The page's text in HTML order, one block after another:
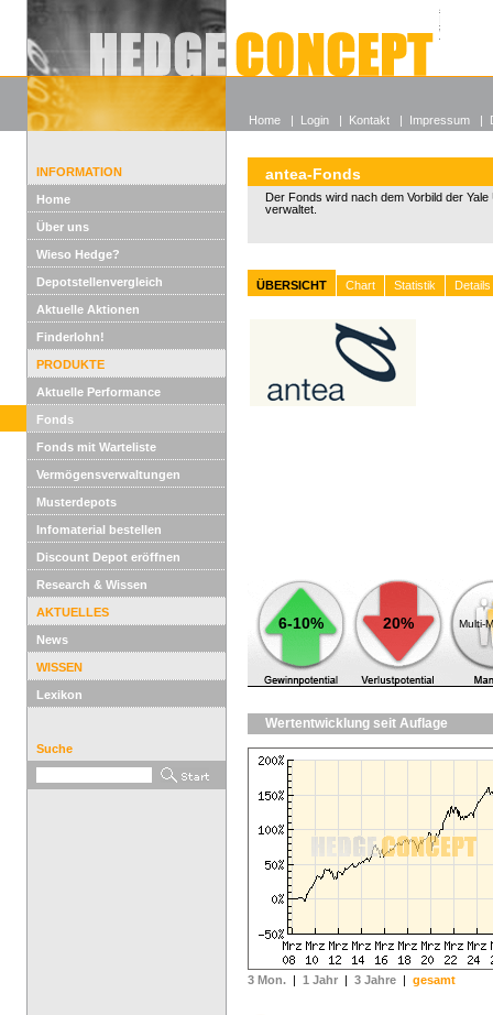
Alle
Wieso
INFORMATION
Home
Über uns
Wieso Hedge?
Depotstellenvergleich
Aktuelle Aktionen
Finderlohn!
PRODUKTE
Aktuelle Performance
Fonds
Fonds mit Warteliste
Vermögensverwaltungen
Musterdepots
Infomaterial bestellen
Discount Depot eröffnen
Research & Wissen
AKTUELLES
News
WISSEN
Lexikon
Suche
antea-Fonds
Der Fonds wird nach dem Vorbild der
verwaltet.
ÜBERSICHT Chart Statistik Details
6-10% 20% Multi-
Wertentwicklung seit Auflage
3 Mon. | 1 Jahr | 3 Jahre | gesamt
Home | Login | Kontakt | Impressum |